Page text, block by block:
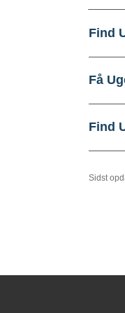
Find
Få
Find
Sidst